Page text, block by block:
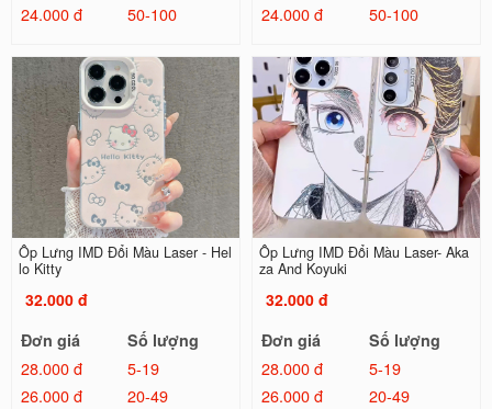
24.000 đ
50-100
24.000 đ
50-100
Ốp Lưng IMD Đổi Màu Laser - Hel
lo Kitty
32.000 đ
Đơn giá
Số lượng
28.000 đ
5-19
26.000 đ
20-49
Ốp Lưng IMD Đổi Màu Laser- Aka
za And Koyuki
32.000 đ
Đơn giá
Số lượng
28.000 đ
5-19
26.000 đ
20-49